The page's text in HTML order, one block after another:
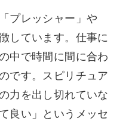
プレッシャー」や
しています。仕事に
中で時間に間に合わ
です。スピリチュア
力を出し切れていな
良い」というメッセ